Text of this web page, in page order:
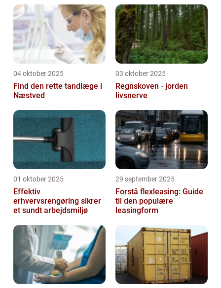
04 oktober 2025
Find den rette tandlæge i
Næstved
03 oktober 2025
Regnskoven - jorden
livsnerve
01 oktober 2025
Effektiv
erhvervsrengøring sikrer
et sundt arbejdsmiljø
29 september 2025
Forstå flexleasing: Guide
til den populære
leasingform